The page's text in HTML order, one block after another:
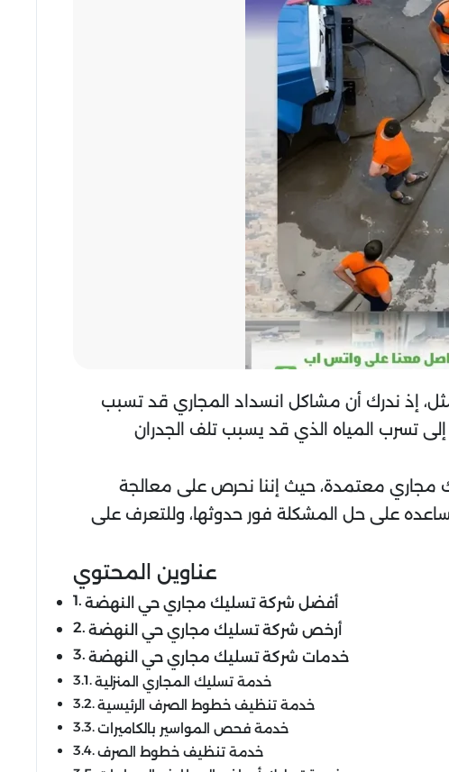
إذ ندرك أن مشاكل انسداد المجاري قد تسبب
إلى تسرب المياه الذي قد يسبب تلف الجدران
مجاري معتمدة، حيث إننا نحرص على معالجة
على حل المشكلة فور حدوثها، وللتعرف على
عناوين المحتوي
أفضل شركة تسليك مجاري حي النهضة
أرخص شركة تسليك مجاري حي النهضة
خدمات شركة تسليك مجاري حي النهضة
خدمة تسليك المجاري المنزلية
خدمة تنظيف خطوط الصرف الرئيسية
خدمة فحص المواسير بالكاميرات
خدمة تنظيف خطوط الصرف